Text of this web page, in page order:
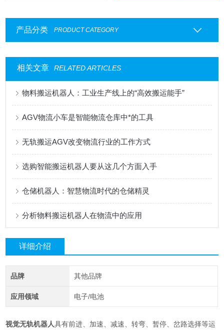
产品分类 PRODUCT CATEGORY
相关文章 RELATED ARTICLES
物料搬运机器人：工业生产线上的“高效搬运能手”
AGV物流小车是智能物流仓库中*的工具
无轨搬运AGV改变物流行业的工作方式
选购智能搬运机器人要从这几个方面入手
仓储机器人：智慧物流时代的仓储精灵
分析物料搬运机器人在物流中的应用
详细介绍
品牌 其他品牌
应用领域 电子/电池
视觉无轨机器人具有前进、加速、减速、转弯、暂停、岔路选择等运